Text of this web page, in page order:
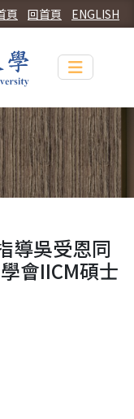
ENGLISH
回首頁
頁
Toggle
導吳受恩同
會IICM碩士